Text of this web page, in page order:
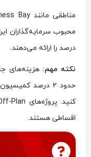
درصد را ارائه می‌دهند.
نکته مهم:
حدود ۲ درصد
اقساطی هستند.